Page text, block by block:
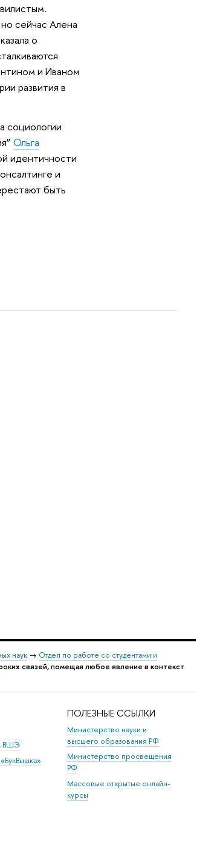
сейчас Алена
о
и Иваном
развития в
социологии
Ольга
идентичности
и
быть
наук → Отдел по работе со студентами и
связей, помещая любое явление в контекcт
ВШЭ
ПОЛЕЗНЫЕ ССЫЛКИ
Министерство науки и
высшего образования РФ
Министерство просвещения
РФ
Массовые открытые онлайн-
курсы